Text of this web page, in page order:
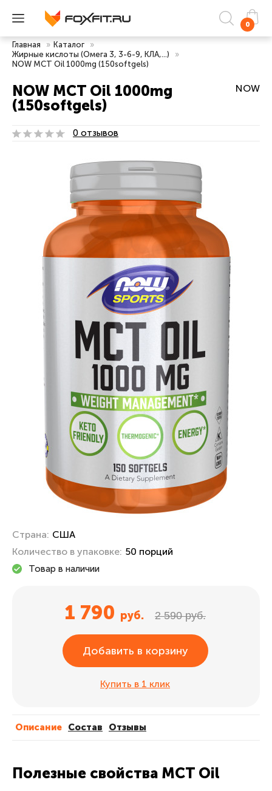
0
Главная » Каталог
»
Жирные кислоты (Омега 3, 3-6-9, КЛА,...)
»
NOW MCT Oil 1000mg (150softgels)
NOW MCT Oil 1000mg
(150softgels)
NOW
0 отзывов
Страна: США
Количество в упаковке: 50 порций
Товар в наличии
1 790 руб. 2 590 руб.
Добавить в корзину
Купить в 1 клик
Описание Cостав Отзывы
Полезные свойства MCT Oil